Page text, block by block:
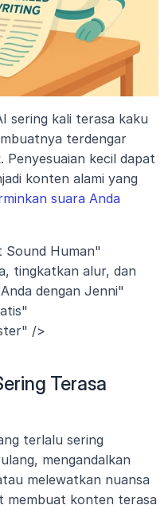
sering kali terasa kaku
terdengar
kecil dapat
konten alami yang
suara Anda
Sound Human"
tingkatkan alur, dan
dengan Jenni"
/>
Terasa
terlalu sering
mengandalkan
melewatkan nuansa
membuat konten terasa